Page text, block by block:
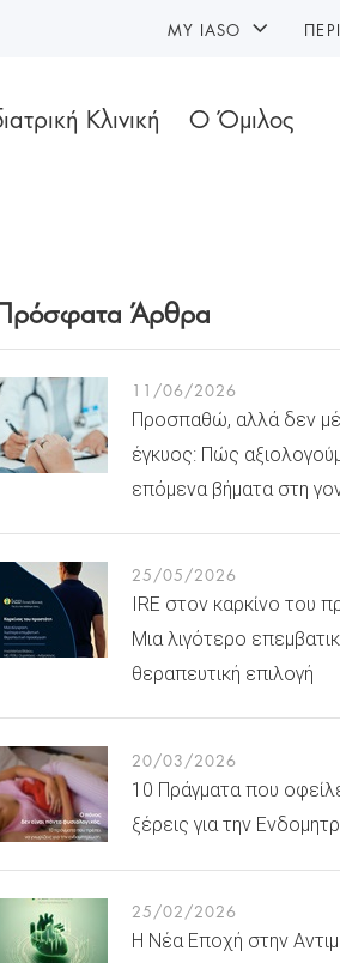
Κλινική Ο Όμιλος
MY IASO
Άρθρα
11/06/2026
Προσπαθώ, αλλά δεν
έγκυος: Πώς
επόμενα βήματα στη
25/05/2026
IRE στον καρκίνο του
Μια λιγότερο
θεραπευτική επιλογή
20/03/2026
10 Πράγματα που
ξέρεις για την
25/02/2026
Η Νέα Εποχή στην